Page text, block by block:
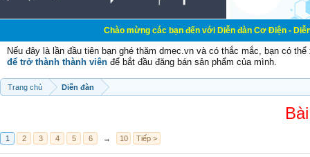
Chào mừng các bạn đến với Diễn đàn Cơ Điện - Diễn đàn Cơ
Nếu đây là lần đầu tiên bạn ghé thăm dmec.vn và có thắc mắc, bạn có
để trở thành thành viên để bắt đầu đăng bán sản phẩm của mình.
Trang chủ Diễn đàn
1 2 3 4 5 6 → 10 Tiếp >